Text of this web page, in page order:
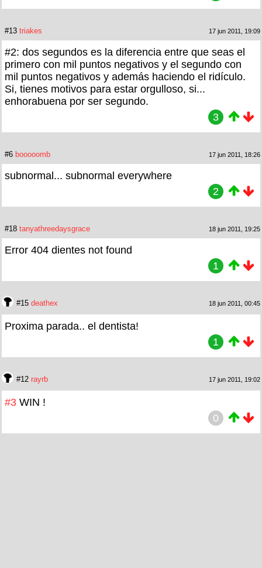
#13 triakes 17 jun 2011, 19:09
#2: dos segundos es la diferencia entre que seas el
primero con mil puntos negativos y el segundo con
mil puntos negativos y además haciendo el ridículo.
Si, tienes motivos para estar orgulloso, si...
enhorabuena por ser segundo.
3
#6 booooomb 17 jun 2011, 18:26
subnormal... subnormal everywhere
2
#18 tanyathreedaysgrace 18 jun 2011, 19:25
Error 404 dientes not found
1
#15 deathex 18 jun 2011, 00:45
Proxima parada.. el dentista!
1
#12 rayrb 17 jun 2011, 19:02
#3 WIN !
0